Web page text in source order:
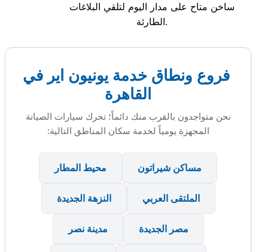
ساخن متاح على مدار اليوم لتلقي البلاغات
الطارئة.
فروع ونطاق خدمة يونيون اير في
القاهرة
نحن متواجدون بالقرب منك دائماً؛ تحرك سيارات الصيانة
المجهزة يومياً لخدمة سكان المناطق التالية:
مساكن شيراتون محيط المطار
الملتقى العربي النزهة الجديدة
مصر الجديدة مدينة نصر